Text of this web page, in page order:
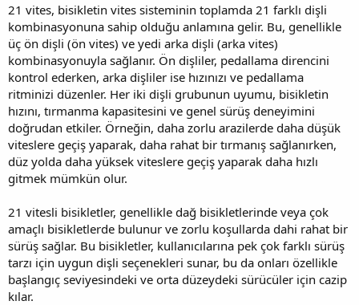
21 vites, bisikletin vites sisteminin toplamda 21 farklı dişli
kombinasyonuna sahip olduğu anlamına gelir. Bu, genellikle
üç ön dişli (ön vites) ve yedi arka dişli (arka vites)
kombinasyonuyla sağlanır. Ön dişliler, pedallama direncini
kontrol ederken, arka dişliler ise hızınızı ve pedallama
ritminizi düzenler. Her iki dişli grubunun uyumu, bisikletin
hızını, tırmanma kapasitesini ve genel sürüş deneyimini
doğrudan etkiler. Örneğin, daha zorlu arazilerde daha düşük
viteslere geçiş yaparak, daha rahat bir tırmanış sağlanırken,
düz yolda daha yüksek viteslere geçiş yaparak daha hızlı
gitmek mümkün olur.
21 vitesli bisikletler, genellikle dağ bisikletlerinde veya çok
amaçlı bisikletlerde bulunur ve zorlu koşullarda dahi rahat bir
sürüş sağlar. Bu bisikletler, kullanıcılarına pek çok farklı sürüş
tarzı için uygun dişli seçenekleri sunar, bu da onları özellikle
başlangıç seviyesindeki ve orta düzeydeki sürücüler için cazip
kılar.